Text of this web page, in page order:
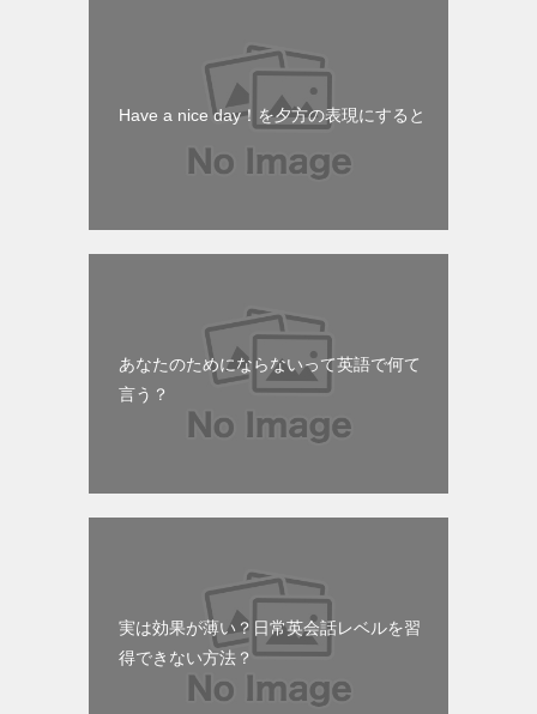
Have a nice day！を夕方の表現にすると
あなたのためにならないって英語で何て
言う？
実は効果が薄い？日常英会話レベルを習
得できない方法？